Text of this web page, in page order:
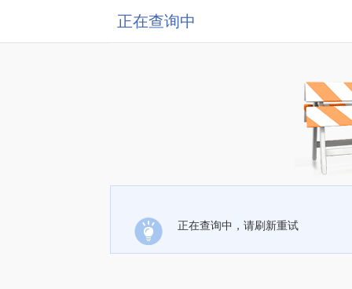
正在查询中
正在查询中，请刷新重试